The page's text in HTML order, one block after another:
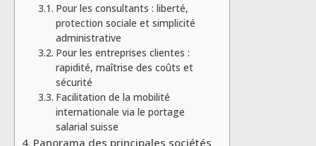
Pour les consultants : liberté,
protection sociale et simplicité
administrative
Pour les entreprises clientes :
rapidité, maîtrise des coûts et
sécurité
Facilitation de la mobilité
internationale via le portage
salarial suisse
Panorama des principales sociétés